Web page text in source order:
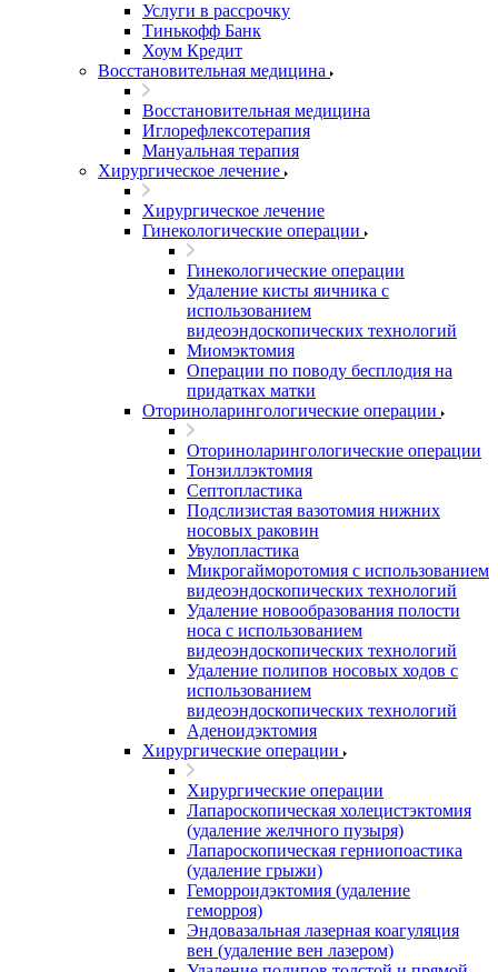
Услуги в рассрочку
Тинькофф Банк
Хоум Кредит
Восстановительная медицина
Восстановительная медицина
Иглорефлексотерапия
Мануальная терапия
Хирургическое лечение
Хирургическое лечение
Гинекологические операции
Гинекологические операции
Удаление кисты яичника с
использованием
видеоэндоскопических технологий
Миомэктомия
Операции по поводу бесплодия на
придатках матки
Оториноларингологические операции
Оториноларингологические операции
Тонзиллэктомия
Септопластика
Подслизистая вазотомия нижних
носовых раковин
Увулопластика
Микрогайморотомия с использованием
видеоэндоскопических технологий
Удаление новообразования полости
носа с использованием
видеоэндоскопических технологий
Удаление полипов носовых ходов с
использованием
видеоэндоскопических технологий
Аденоидэктомия
Хирургические операции
Хирургические операции
Лапароскопическая холецистэктомия
(удаление желчного пузыря)
Лапароскопическая герниопоастика
(удаление грыжи)
Геморроидэктомия (удаление
геморроя)
Эндовазальная лазерная коагуляция
вен (удаление вен лазером)